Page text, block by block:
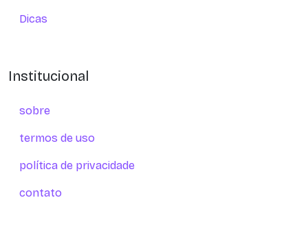
Dicas
Institucional
sobre
termos de uso
política de privacidade
contato